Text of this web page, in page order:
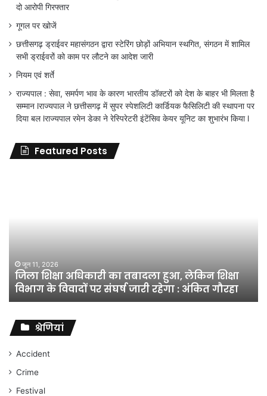
दो आरोपी गिरफ्तार
गूगल पर खोजें
छत्तीसगढ़ ड्राईवर महासंगठन द्वारा स्टेरिंग छोड़ों अभियान स्थगित, संगठन में शामिल
सभी ड्राईवरों को काम पर लौटने का आदेश जारी
नियम एवं शर्ते
राज्यपाल : सेवा, समर्पण भाव के कारण भारतीय डॉक्टरों को देश के बाहर भी मिलता है
सम्मान lराज्यपाल ने छत्तीसगढ़ में सुपर स्पेशलिटी कार्डियक फैसिलिटी की स्थापना पर
दिया बल lराज्यपाल रमेन डेका ने रेस्पिरेटरी इंटेंसिव केयर यूनिट का शुभारंभ किया l
Featured Posts
शिक्षा
विभाग
विवादों
संघर्ष
जारी
रहेगा
अंकित
गौरहा
जून 11, 2026
जिला शिक्षा अधिकारी का तबादला हुआ, लेकिन शिक्षा
विभाग के विवादों पर संघर्ष जारी रहेगा : अंकित गौरहा
श्रेणियां
Accident
Crime
Festival